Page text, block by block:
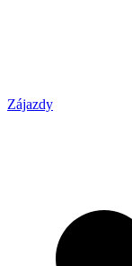
Zájazdy